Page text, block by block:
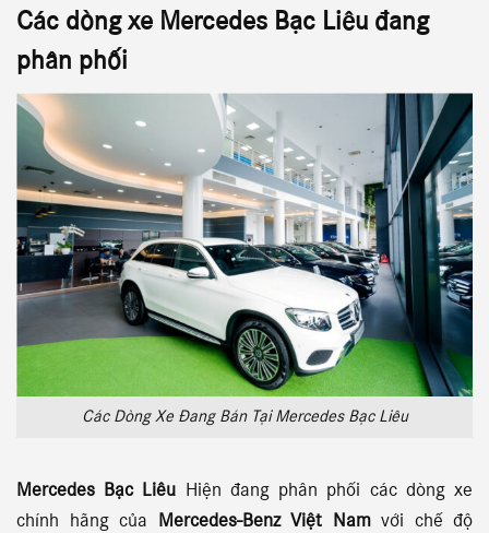
Các dòng xe Mercedes Bạc Liêu đang
phân phối
Các Dòng Xe Đang Bán Tại Mercedes Bạc Liêu
Mercedes Bạc Liêu Hiện đang phân phối các dòng xe
chính hãng của
Mercedes-Benz Việt Namvới chế độ